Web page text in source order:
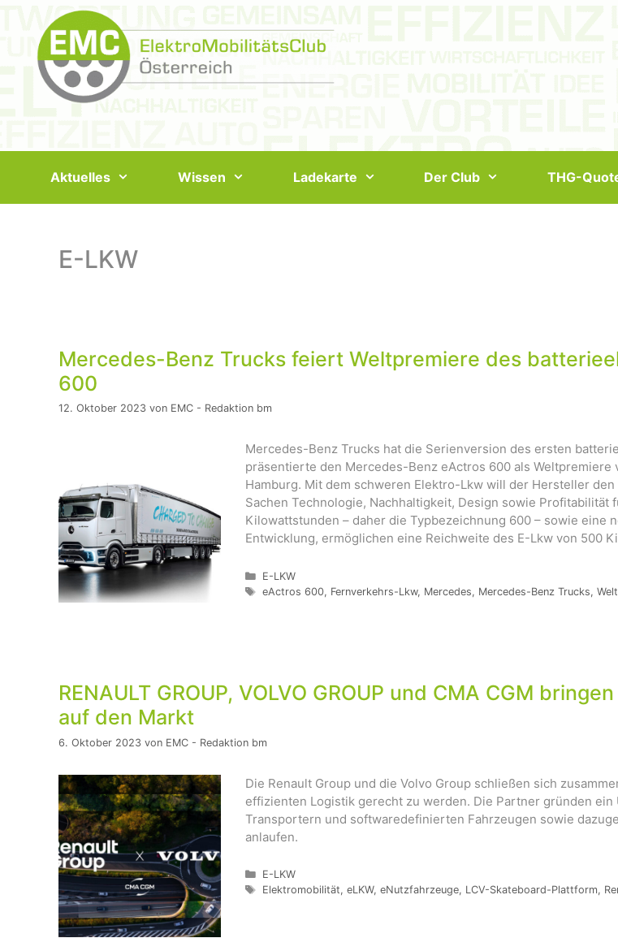
Aktuelles Wissen Ladekarte Der Club THG-
E-LKW
Mercedes-Benz Trucks feiert Weltpremiere des
600
12. Oktober 2023 von EMC - Redaktion bm
Mercedes-Benz Trucks hat die Serienversion des ersten
präsentierte den Mercedes-Benz eActros 600 als
Hamburg. Mit dem schweren Elektro-Lkw will der Hersteller
Sachen Technologie, Nachhaltigkeit, Design sowie
Kilowattstunden – daher die Typbezeichnung 600 – sowie
Entwicklung, ermöglichen eine Reichweite des E-Lkw von 500
Kategorien
E-LKW
Schlagwörter
eActros 600, Fernverkehrs-Lkw, Mercedes, Mercedes-Benz Trucks,
RENAULT GROUP, VOLVO GROUP und CMA CGM
auf den Markt
6. Oktober 2023 von EMC - Redaktion bm
Die Renault Group und die Volvo Group schließen sich
effizienten Logistik gerecht zu werden. Die Partner gründen
Transportern und softwaredefinierten Fahrzeugen sowie
anlaufen.
Kategorien
E-LKW
Schlagwörter
Elektromobilität, eLKW, eNutzfahrzeuge, LCV-Skateboard-Plattform,